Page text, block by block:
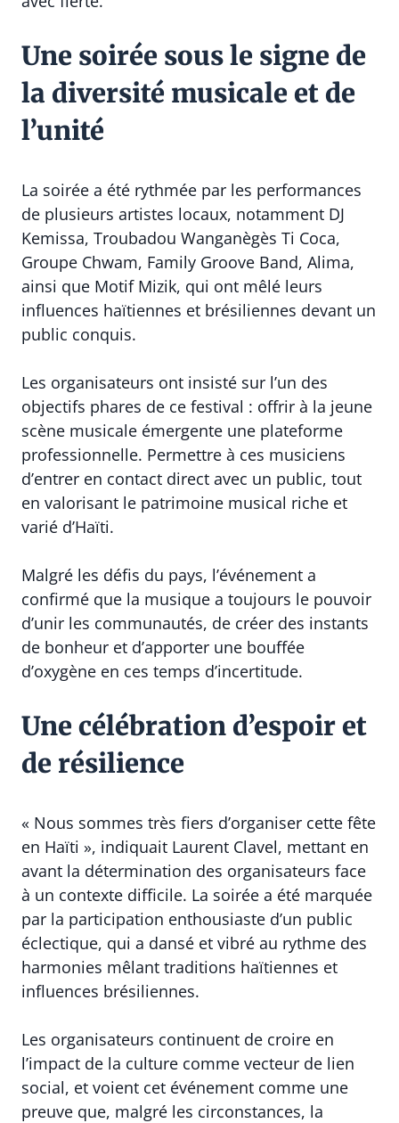
Une soirée sous le signe de
la diversité musicale et de
l’unité
La soirée a été rythmée par les performances
de plusieurs artistes locaux, notamment DJ
Kemissa, Troubadou Wanganègès Ti Coca,
Groupe Chwam, Family Groove Band, Alima,
ainsi que Motif Mizik, qui ont mêlé leurs
influences haïtiennes et brésiliennes devant un
public conquis.
Les organisateurs ont insisté sur l’un des
objectifs phares de ce festival : offrir à la jeune
scène musicale émergente une plateforme
professionnelle. Permettre à ces musiciens
d’entrer en contact direct avec un public, tout
en valorisant le patrimoine musical riche et
varié d’Haïti.
Malgré les défis du pays, l’événement a
confirmé que la musique a toujours le pouvoir
d’unir les communautés, de créer des instants
de bonheur et d’apporter une bouffée
d’oxygène en ces temps d’incertitude.
Une célébration d’espoir et
de résilience
« Nous sommes très fiers d’organiser cette fête
en Haïti », indiquait Laurent Clavel, mettant en
avant la détermination des organisateurs face
à un contexte difficile. La soirée a été marquée
par la participation enthousiaste d’un public
éclectique, qui a dansé et vibré au rythme des
harmonies mêlant traditions haïtiennes et
influences brésiliennes.
Les organisateurs continuent de croire en
l’impact de la culture comme vecteur de lien
social, et voient cet événement comme une
preuve que, malgré les circonstances, la